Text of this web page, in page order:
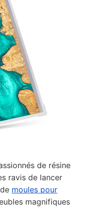
de résine
ravis de lancer
moules pour
magnifiques